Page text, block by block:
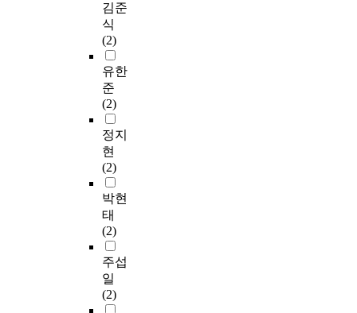
김준
식
(2)
유한
준
(2)
정지
현
(2)
박현
태
(2)
주섭
일
(2)